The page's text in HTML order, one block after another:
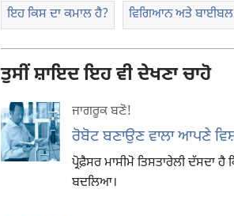
ਇਹ ਕਿਸ ਦਾ ਕਮਾਲ ਹੈ? ਵਿਗਿਆਨ ਅਤੇ ਬਾਈਬਲ
ਤੁਸੀਂ ਸ਼ਾਇਦ ਇਹ ਵੀ ਦੇਖਣਾ ਚਾਹੋ
ਜਾਗਰੂਕ ਬਣੋ!
ਰੋਬੋਟ ਬਣਾਉਣ ਵਾਲਾ ਆਪਣੇ
ਪ੍ਰੋਫ਼ੈਸਰ ਮਾਸੀਮੋ ਤਿਸਤਾਰੇਲੀ ਦੱਸਦਾ
ਬਦਲਿਆ।